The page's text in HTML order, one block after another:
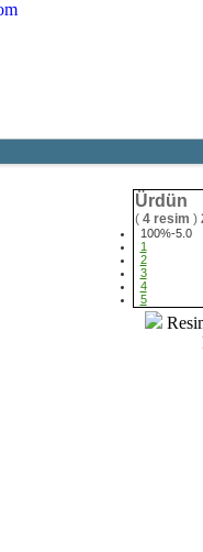
Ürdün
( 4 resim )
100%-5.0
1
2
3
4
5